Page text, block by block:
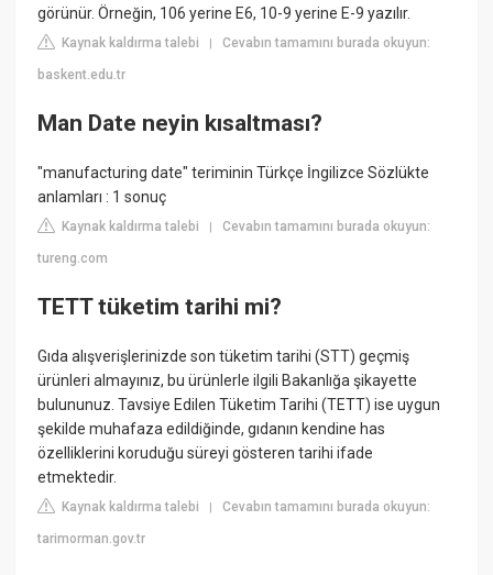
görünür. Örneğin, 106 yerine E6, 10-9 yerine E-9 yazılır.
Kaynak kaldırma talebi |Cevabın tamamını burada okuyun:
baskent.edu.tr
Man Date neyin kısaltması?
"manufacturing date" teriminin Türkçe İngilizce Sözlükte
anlamları : 1 sonuç
Kaynak kaldırma talebi |Cevabın tamamını burada okuyun:
tureng.com
TETT tüketim tarihi mi?
Gıda alışverişlerinizde son tüketim tarihi (STT) geçmiş
ürünleri almayınız, bu ürünlerle ilgili Bakanlığa şikayette
bulununuz. Tavsiye Edilen Tüketim Tarihi (TETT) ise uygun
şekilde muhafaza edildiğinde, gıdanın kendine has
özelliklerini koruduğu süreyi gösteren tarihi ifade
etmektedir.
Kaynak kaldırma talebi |Cevabın tamamını burada okuyun:
tarimorman.gov.tr